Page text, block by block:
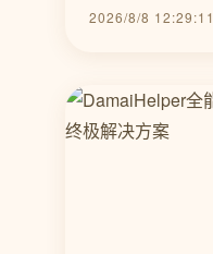
2026/8/8 12:29:11